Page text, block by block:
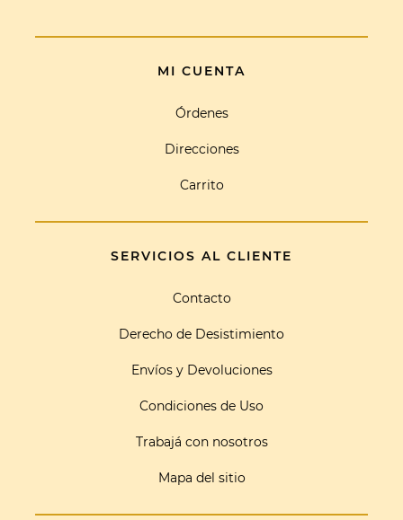
MI CUENTA
Órdenes
Direcciones
Carrito
SERVICIOS AL CLIENTE
Contacto
Derecho de Desistimiento
Envíos y Devoluciones
Condiciones de Uso
Trabajá con nosotros
Mapa del sitio